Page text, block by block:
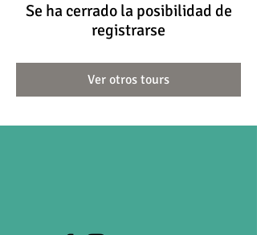
Se ha cerrado la posibilidad de
registrarse
Ver otros tours